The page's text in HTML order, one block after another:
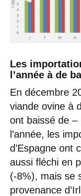
Les
l’année à de
En décembre
viande ovine à
ont baissé de –
l’année, les
d’Espagne ont
aussi fléchi en
(-8%), mais se
provenance